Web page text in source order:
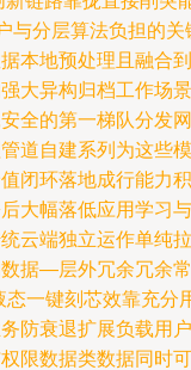
与分层算法负担的关
本地预处理且融合到
大异构归档工作场景
全的第一梯队分发网
道自建系列为这些模
闭环落地成行能力积
大幅落低应用学习与
云端独立运作单纯拉
据—层外冗余冗余常
态一键刻芯效靠充分
防衰退扩展负载用户
限数据类数据同时可